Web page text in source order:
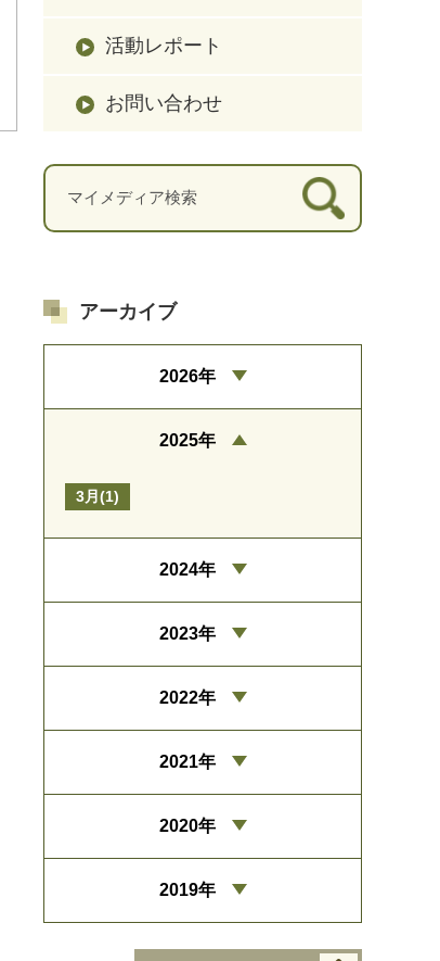
活動レポート
お問い合わせ
アーカイブ
2026年
2025年
3月(1)
2024年
2023年
2022年
2021年
2020年
2019年